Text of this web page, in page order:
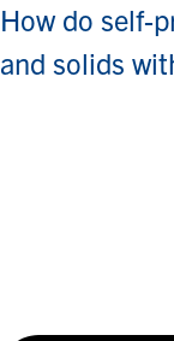
How do self-
and solids